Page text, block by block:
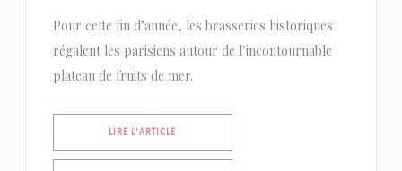
Pour cette fin d’année, les brasseries historiques
régalent les parisiens autour de l’incontournable
plateau de fruits de mer.
LIRE L'ARTICLE